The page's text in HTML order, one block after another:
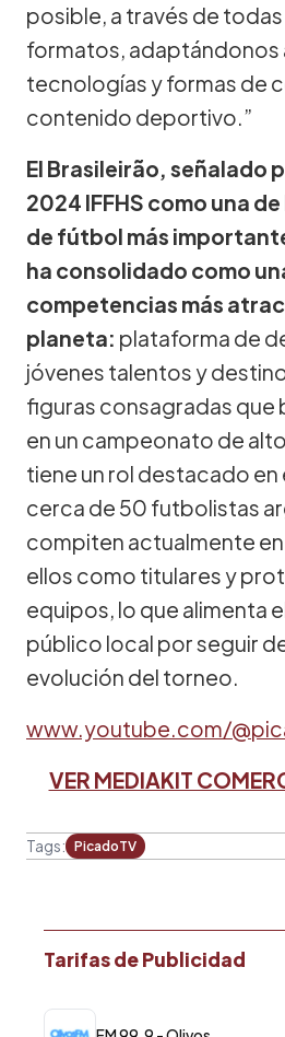
posible, a través de
formatos, adaptándonos
tecnologías y formas de
contenido deportivo.”
El Brasileirão, señalado
2024 IFFHS como una
de fútbol más
ha consolidado como
competencias más
planeta: plataforma de
jóvenes talentos y
figuras consagradas que
en un campeonato de
tiene un rol destacado en
cerca de 50 futbolistas
compiten actualmente
ellos como titulares y
equipos, lo que alimenta
público local por seguir
evolución del torneo.
www.youtube.com/
VER MEDIAKIT
Tags: PicadoTV
Tarifas de Publicidad